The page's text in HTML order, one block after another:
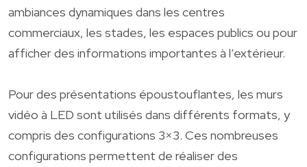
ambiances dynamiques dans les centres
commerciaux, les stades, les espaces publics ou pour
afficher des informations importantes à l’extérieur.
Pour des présentations époustouflantes, les murs
vidéo à LED sont utilisés dans différents formats, y
compris des configurations 3×3. Ces nombreuses
configurations permettent de réaliser des